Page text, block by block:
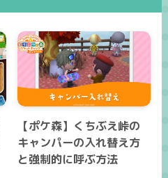
【ポケ森】くちぶえ峠の
キャンパーの入れ替え方
と強制的に呼ぶ方法